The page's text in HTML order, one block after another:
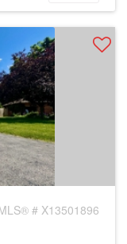
# X13501896